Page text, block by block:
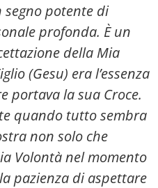
segno potente di
profonda. È un
della Mia
(Gesu) era l’essenza
portava la sua Croce.
quando tutto sembra
non solo che
Volontà nel momento
pazienza di aspettare